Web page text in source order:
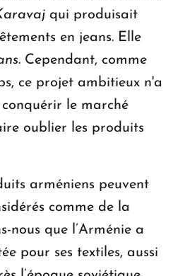
qui produisait
en jeans. Elle
. Cependant, comme
ce projet ambitieux n'a
le marché
oublier les produits
arméniens peuvent
comme de la
nous que l’Arménie a
pour ses textiles, aussi